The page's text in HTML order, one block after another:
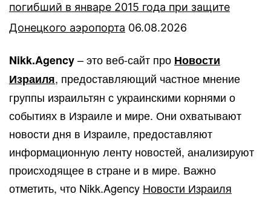
погибший в январе 2015 года при защите
Донецкого аэропорта 06.08.2026
Nikk.Agency– это веб-сайт про Новости
Израиля, предоставляющий частное мнение
группы израильтян с украинскими корнями о
событиях в Израиле и мире. Они охватывают
новости дня в Израиле, предоставляют
информационную ленту новостей, анализируют
происходящее в стране и в мире. Важно
отметить, что Nikk.Agency Новости Израиля